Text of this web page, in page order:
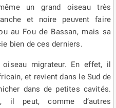
un grand oiseau très
et noire peuvent faire
au Fou de Bassan, mais sa
bien de ces derniers.
migrateur. En effet, il
et revient dans le Sud de
dans de petites cavités.
il peut, comme d’autres